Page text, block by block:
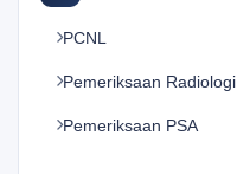
PCNL
Pemeriksaan Radiologi
Pemeriksaan PSA